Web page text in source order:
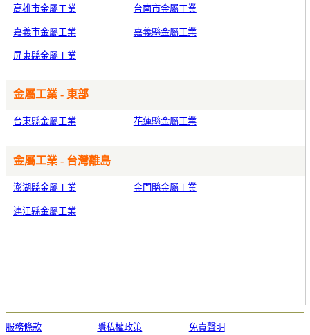
高雄市金屬工業 台南市金屬工業
嘉義市金屬工業 嘉義縣金屬工業
屏東縣金屬工業
金屬工業 - 東部
台東縣金屬工業 花蓮縣金屬工業
金屬工業 - 台灣離島
澎湖縣金屬工業 金門縣金屬工業
連江縣金屬工業
服務條款 隱私權政策 免責聲明